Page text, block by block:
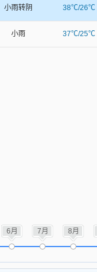
小雨转阴 38℃/26℃
小雨 37℃/25℃
6月 7月 8月